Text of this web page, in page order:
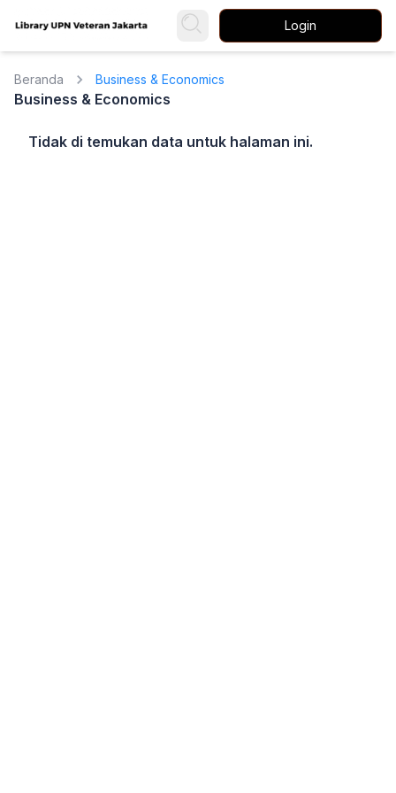
Login
Beranda Business & Economics
Business & Economics
Tidak di temukan data untuk halaman ini.